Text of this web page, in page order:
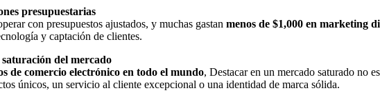
presupuestarias
con presupuestos ajustados, y muchas gastan menos de $1,000 en marketing
y captación de clientes.
del mercado
de comercio electrónico en todo el mundo, Destacar en un mercado saturado no
únicos, un servicio al cliente excepcional o una identidad de marca sólida.